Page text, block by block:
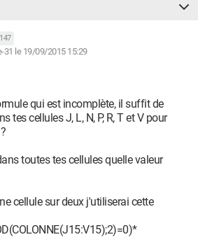
31 le 19/09/2015 15:29
qui est incomplète, il suffit de
tes cellules J, L, N, P, R, T et V pour
toutes tes cellules quelle valeur
cellule sur deux j'utiliserai cette